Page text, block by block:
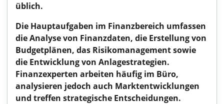
üblich.
Die Hauptaufgaben im Finanzbereich umfassen
die Analyse von Finanzdaten, die Erstellung von
Budgetplänen, das Risikomanagement sowie
die Entwicklung von Anlagestrategien.
Finanzexperten arbeiten häufig im Büro,
analysieren jedoch auch Marktentwicklungen
und treffen strategische Entscheidungen.